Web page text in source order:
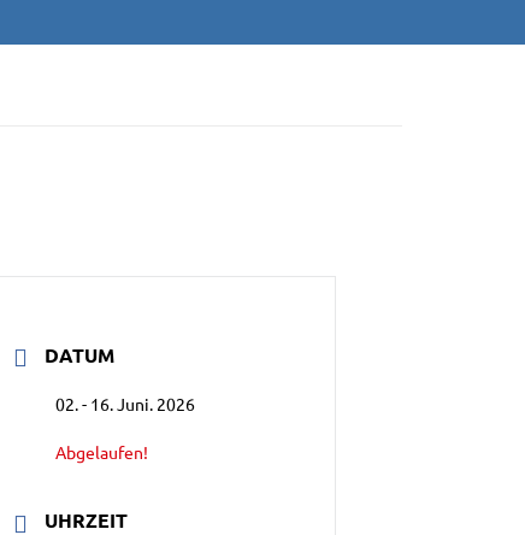
DATUM
02. - 16. Juni. 2026
Abgelaufen!
UHRZEIT